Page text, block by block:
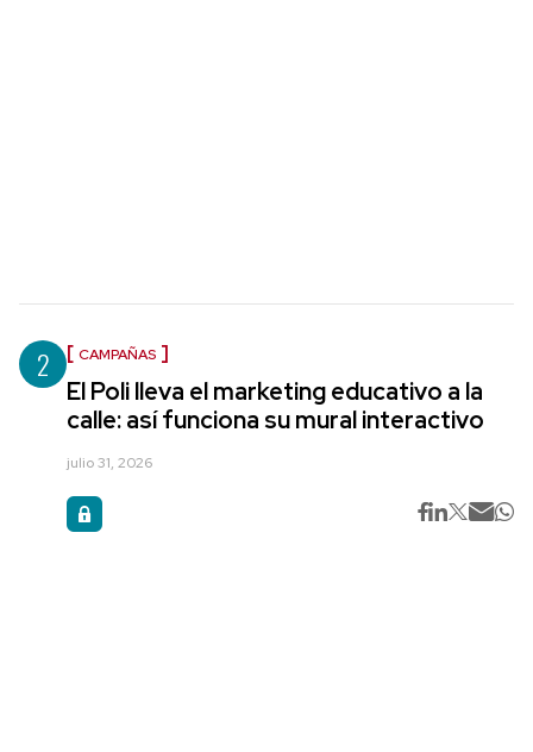
2 CAMPAÑAS
El Poli lleva el marketing educativo a la
calle: así funciona su mural interactivo
julio 31, 2026